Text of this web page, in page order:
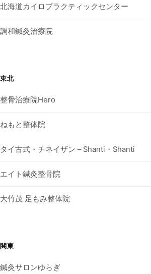
北海道カイロプラクティックセンター
調和鍼灸治療院
東北
整骨治療院Hero
ねもと整体院
タイ古式・チネイザン – Shanti・Shanti
エイト鍼灸整骨院
大竹茂 足もみ整体院
関東
鍼灸サロンゆらぎ